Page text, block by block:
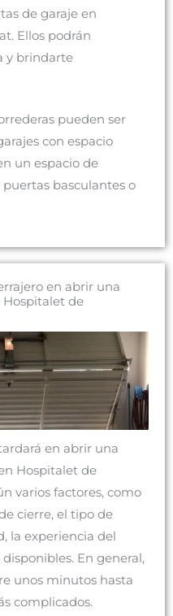
de garaje en
Ellos podrán
y brindarte
pueden ser
con espacio
un espacio de
basculantes o
en abrir una
Hospitalet de
en abrir una
Hospitalet de
varios factores, como
cierre, el tipo de
la experiencia del
En general,
unos minutos hasta
complicados.